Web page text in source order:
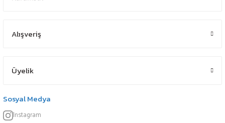
Alışveriş
Üyelik
Sosyal Medya
Instagram